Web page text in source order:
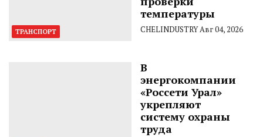
ТРАНСПОРТ
температуры
CHELINDUSTRYАвг 04, 2026
В
энергокомпании
«Россети Урал»
укрепляют
систему охраны
труда